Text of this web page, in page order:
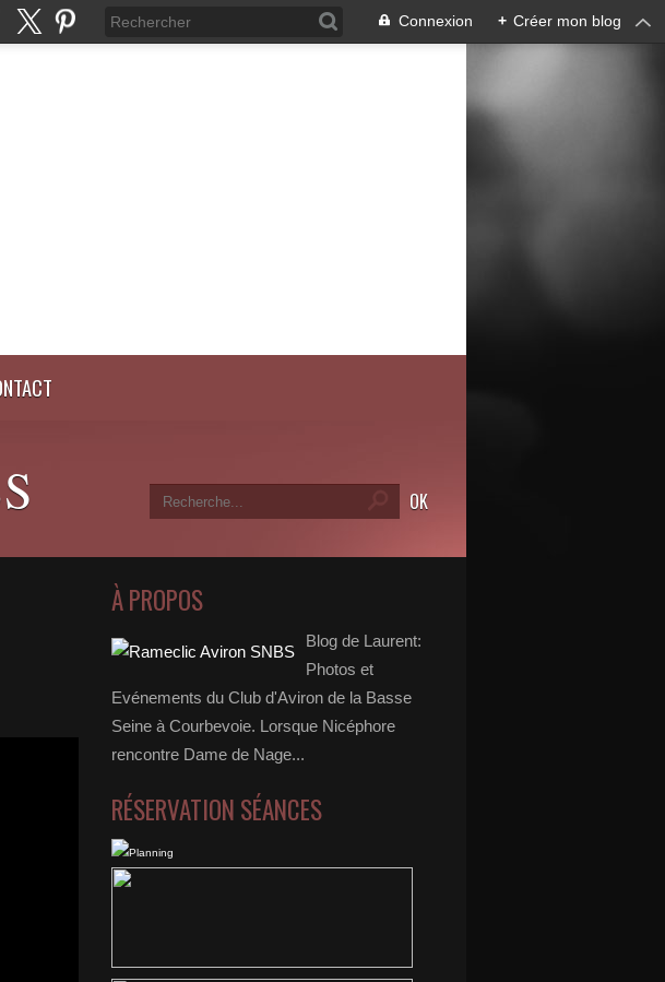
Connexion + Créer mon blog
À PROPOS
Blog de Laurent:
Photos et
Evénements du Club d'Aviron de la Basse
Seine à Courbevoie. Lorsque Nicéphore
rencontre Dame de Nage...
RÉSERVATION SÉANCES